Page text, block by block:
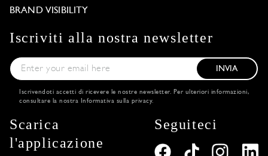
BRAND VISIBILITY
Iscriviti alla nostra newsletter
INVIA
Iscrivendoti accetti di ricevere le nostre newsletter. Per ulteriori informazioni,
consultare la nostra
Informativa sulla privacy.
Scarica
l'applicazione
Seguiteci